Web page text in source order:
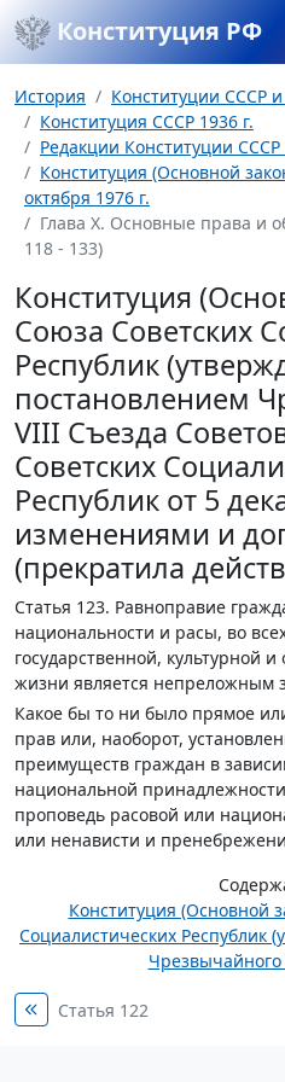
Конституция РФ
История
Конституции СССР
Конституция СССР 1936 г.
Редакции Конституции СССР
Конституция (Основной
октября 1976 г.
Глава Х. Основные права и
118 - 133)
Конституция
Союза Советских
Республик
постановлением
VIII Съезда
Советских
Республик от 5
изменениями и
(прекратила
Статья 123. Равноправие
национальности и расы, во
государственной, культурной
жизни является непреложным
Какое бы то ни было прямое
прав или, наоборот,
преимуществ граждан в
национальной
проповедь расовой или
или ненависти и
Конституция (Основной
Социалистических Республик
Статья 122